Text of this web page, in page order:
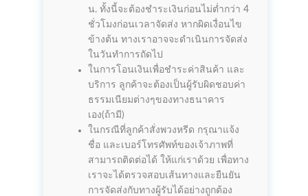
น. ทั้งนี้จะต้องชำระเงินก่อนไม่ต่ำกว่า 4
ชั่วโมงก่อนเวลาจัดส่ง หากผิดเงื่อนไข
ข้างต้น ทางเราอาจจะดำเนินการจัดส่ง
ในวันทำการถัดไป
ในการโอนเงินเพื่อชำระค่าสินค้า และ
บริการ ลูกค้าจะต้องเป็นผู้รับผิดชอบค่า
ธรรมเนียมต่างๆของทางธนาคาร
เอง(ถ้ามี)
ในกรณีที่ลูกค้าสั่งพวงหรีด กรุณาแจ้ง
ชื่อ และเบอร์โทรศัพท์ของเจ้าภาพที่
สามารถติดต่อได้ ให้แก่เราด้วย เพื่อทาง
เราจะได้ตรวจสอบเส้นทางและยืนยัน
การจัดส่งกับทางผู้รับได้อย่างถูกต้อง